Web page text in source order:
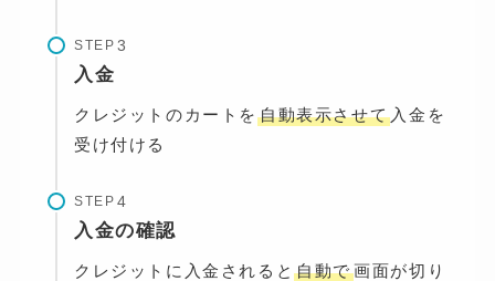
STEP
入金
クレジットのカートを自動表示させて 入金を
受け付ける
STEP
入金の確認
クレジットに入金されると自動で画面が切り